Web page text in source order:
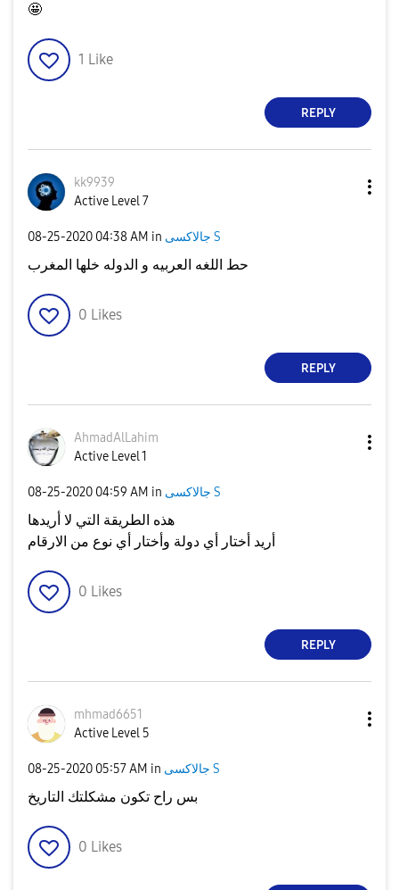
🤩
1 Like
REPLY
kk9939
Active Level 7
‎08-25-2020 04:38 AM in جالاكسى S
حط اللغه العربيه و الدوله خلها المغرب
0 Likes
REPLY
AhmadAlLahim
Active Level 1
‎08-25-2020 04:59 AM in جالاكسى S
هذه الطريقة التي لا أريدها
أريد أختار أي دولة وأختار أي نوع من الارقام
0 Likes
REPLY
mhmad6651
Active Level 5
‎08-25-2020 05:57 AM in جالاكسى S
بس راح تكون مشكلتك التاريخ
0 Likes